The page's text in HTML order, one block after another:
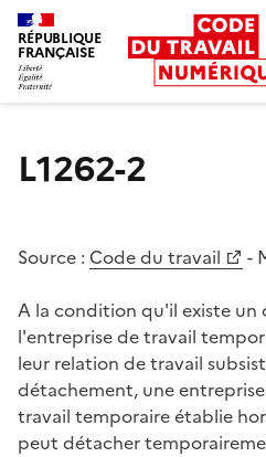
RÉPUBLIQUE
FRANÇAISE
L1262-2
Source : Code du travail -
A la condition qu'il existe
l'entreprise de travail
leur relation de travail
détachement, une
travail temporaire établie
peut détacher